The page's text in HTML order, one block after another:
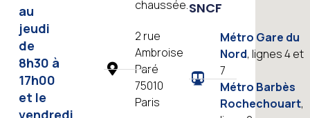
au
jeudi
de
8h30 à
17h00
et le
chaussée.
2 rue
Ambroise
Paré
75010
Paris
SNCF
Métro Gare du
Nord, lignes 4 et
7
Métro Barbès
Rochechouart,